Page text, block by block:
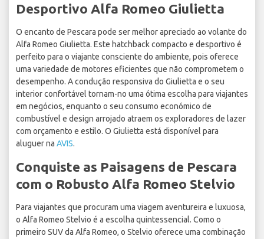
Desportivo Alfa Romeo Giulietta
O encanto de Pescara pode ser melhor apreciado ao volante do
Alfa Romeo Giulietta. Este hatchback compacto e desportivo é
perfeito para o viajante consciente do ambiente, pois oferece
uma variedade de motores eficientes que não comprometem o
desempenho. A condução responsiva do Giulietta e o seu
interior confortável tornam-no uma ótima escolha para viajantes
em negócios, enquanto o seu consumo económico de
combustível e design arrojado atraem os exploradores de lazer
com orçamento e estilo. O Giulietta está disponível para
aluguer na AVIS.
Conquiste as Paisagens de Pescara
com o Robusto Alfa Romeo Stelvio
Para viajantes que procuram uma viagem aventureira e luxuosa,
o Alfa Romeo Stelvio é a escolha quintessencial. Como o
primeiro SUV da Alfa Romeo, o Stelvio oferece uma combinação